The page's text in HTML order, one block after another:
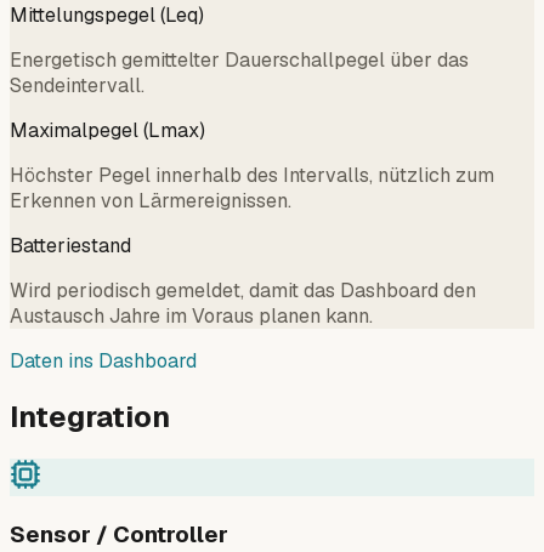
Mittelungspegel (Leq)
Energetisch gemittelter Dauerschallpegel über das
Sendeintervall.
Maximalpegel (Lmax)
Höchster Pegel innerhalb des Intervalls, nützlich zum
Erkennen von Lärmereignissen.
Batteriestand
Wird periodisch gemeldet, damit das Dashboard den
Austausch Jahre im Voraus planen kann.
Daten ins Dashboard
Integration
Sensor / Controller